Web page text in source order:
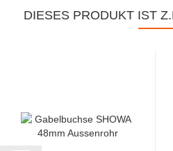
DIESES PRODUKT IST